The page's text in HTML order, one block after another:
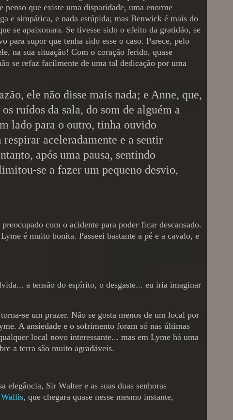
que existe uma disparidade, uma enorme
e simpática, e nada estúpida; mas Benwick é mais do
se apaixonara. Se tivesse sido o efeito da gratidão, se
supor que tenha sido esse o caso. Parece, pelo
na sua situação! Com o coração ferido, quase
se refaz facilmente de uma tal dedicação por uma
ele não disse mais nada; e Anne, que,
ruídos da sala, do som de alguém a
lado para o outro, tinha ouvido
aceleradamente e a sentir
após uma pausa, sentindo
se a fazer um pequeno desvio,
com o acidente para poder ficar descansado.
é muito bonita. Passeei bastante a pé e a cavalo, e
a tensão do espírito, o desgaste... eu iria imaginar
se um prazer. Não se gosta menos de um local por
A ansiedade e o sofrimento foram só nas últimas
local novo interessante... mas em Lyme há uma
a terra são muito agradáveis.
Sir Walter e as suas duas senhoras
, que chegara quase nesse mesmo instante,